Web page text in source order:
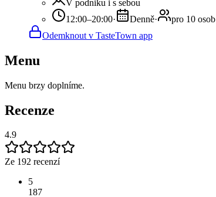
V podniku i s sebou
12:00–20:00· Denně·
pro 10 osob
Odemknout v TasteTown app
Menu
Menu brzy doplníme.
Recenze
4.9
Ze 192 recenzí
5
187